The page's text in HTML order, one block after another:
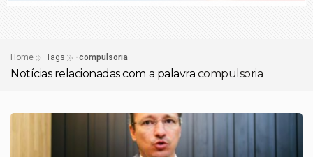
Home Tags -compulsoria
Notícias relacionadas com a palavra compulsoria